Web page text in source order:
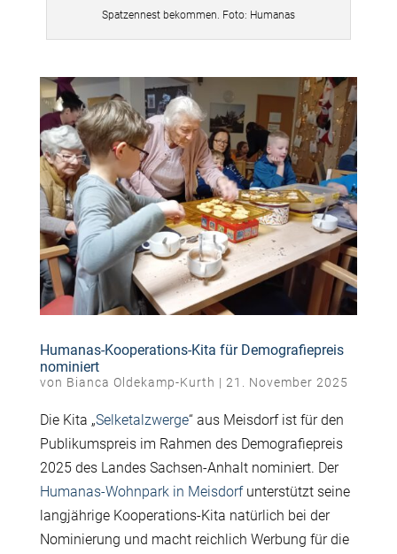
Spatzennest bekommen. Foto: Humanas
Humanas-Kooperations-Kita für Demografiepreis
nominiert
von Bianca Oldekamp-Kurth | 21. November 2025
Die Kita „Selketalzwerge“ aus Meisdorf ist für den
Publikumspreis im Rahmen des Demografiepreis
2025 des Landes Sachsen-Anhalt nominiert. Der
Humanas-Wohnpark in Meisdorfunterstützt seine
langjährige Kooperations-Kita natürlich bei der
Nominierung und macht reichlich Werbung für die